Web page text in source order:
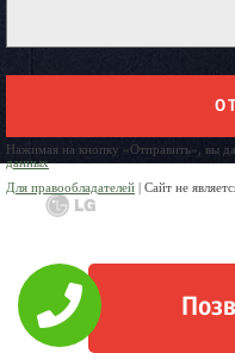
Нажимая на кнопку «Отправить», вы
данных
Для правообладателей | Сайт не